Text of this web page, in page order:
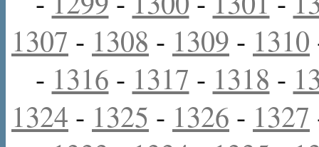
1307 - 1308 - 1309 - 1310
- 1316 - 1317 - 1318 -
1324 - 1325 - 1326 - 1327